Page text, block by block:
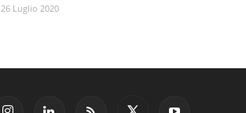
26 Luglio 2020